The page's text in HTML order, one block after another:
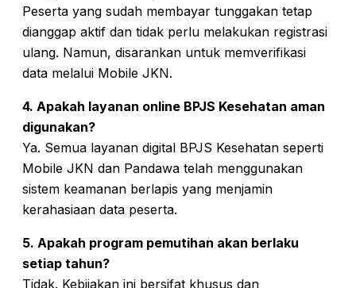
Peserta yang sudah membayar tunggakan tetap
dianggap aktif dan tidak perlu melakukan registrasi
ulang. Namun, disarankan untuk memverifikasi
data melalui Mobile JKN.
4. Apakah layanan online BPJS Kesehatan aman
digunakan?
Ya. Semua layanan digital BPJS Kesehatan seperti
Mobile JKN dan Pandawa telah menggunakan
sistem keamanan berlapis yang menjamin
kerahasiaan data peserta.
5. Apakah program pemutihan akan berlaku
setiap tahun?
Tidak. Kebijakan ini bersifat khusus dan